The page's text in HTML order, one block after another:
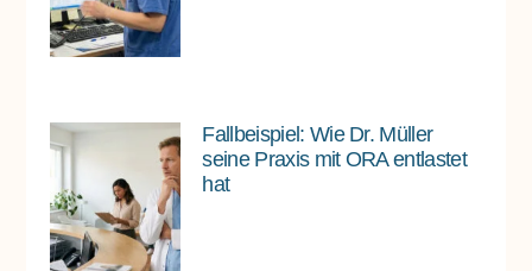
Fallbeispiel: Wie Dr. Müller
seine Praxis mit ORA entlastet
hat